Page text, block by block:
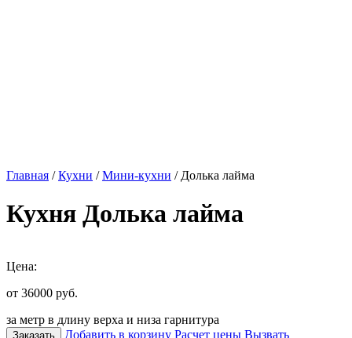
Главная /Кухни /Мини-кухни / Долька лайма
Кухня Долька лайма
Цена:
от 36000 руб.
за метр в длину верха и низа гарнитура
Заказать Добавить в корзину Расчет цены Вызвать